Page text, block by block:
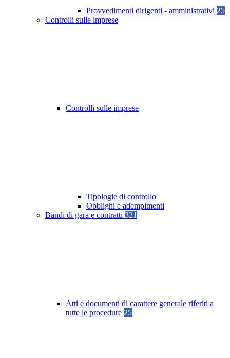
Provvedimenti dirigenti - amministrativi 25
Controlli sulle imprese
Controlli sulle imprese
Tipologie di controllo
Obblighi e adempimenti
Bandi di gara e contratti 321
Atti e documenti di carattere generale riferiti a
tutte le procedure 25